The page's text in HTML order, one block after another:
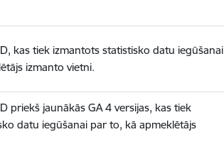
kas tiek izmantots statistisko datu iegūšanai
izmanto vietni.
priekš jaunākās GA 4 versijas, kas tiek
datu iegūšanai par to, kā apmeklētājs